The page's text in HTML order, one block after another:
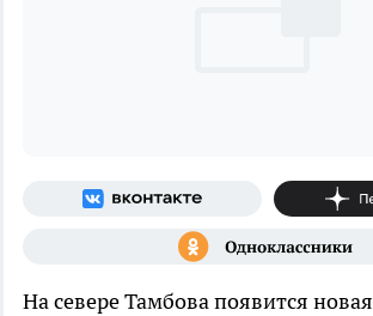
На севере Тамбова появится новая